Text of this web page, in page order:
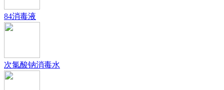
84消毒液
次氯酸钠消毒水